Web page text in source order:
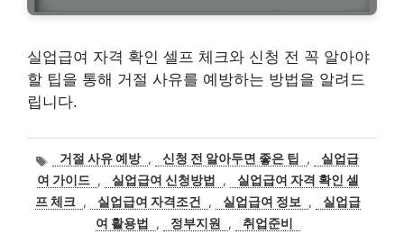
실업급여 자격 확인 셀프 체크와 신청 전 꼭 알아야
할 팁을 통해 거절 사유를 예방하는 방법을 알려드
립니다.
태
그
거절 사유 예방 , 신청 전 알아두면 좋은 팁 ,
실업급
여 가이드 , 실업급여 신청방법 ,
실업급여 자격 확인 셀
프 체크 , 실업급여 자격조건 , 실업급여 정보 ,
실업급
여 활용법
, 정부지원 , 취업준비